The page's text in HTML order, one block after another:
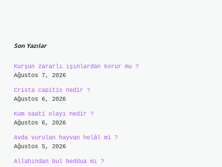
Son Yazılar
Kurşun zararlı ışınlardan korur mu ?
Ağustos 7, 2026
Crista capitis nedir ?
Ağustos 6, 2026
Kum saati olayı nedir ?
Ağustos 6, 2026
Avda vurulan hayvan helâl mi ?
Ağustos 5, 2026
Allahından bul beddua mı ?